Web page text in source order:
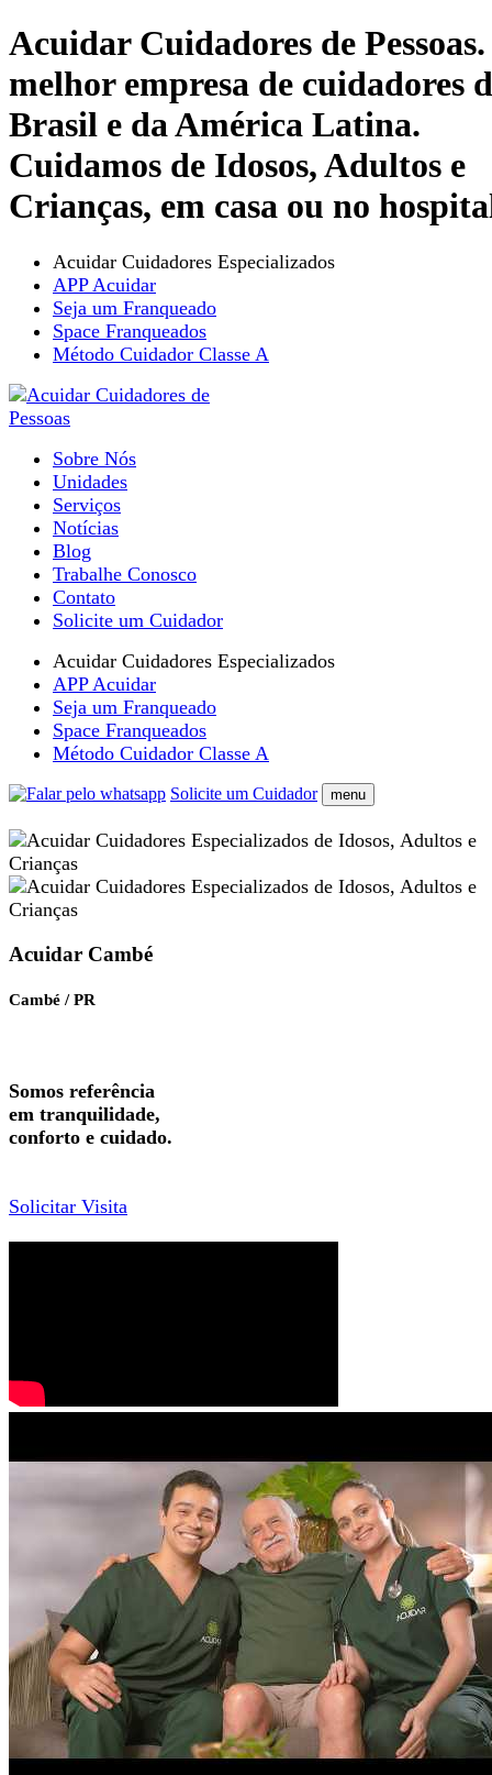
Acuidar Cuidadores de Pessoas.
melhor empresa de cuidadores
Brasil e da América Latina.
Cuidamos de Idosos, Adultos e
Crianças, em casa ou no
Acuidar Cuidadores Especializados
APP Acuidar
Seja um Franqueado
Space Franqueados
Método Cuidador Classe A
Sobre Nós
Unidades
Serviços
Notícias
Blog
Trabalhe Conosco
Contato
Solicite um Cuidador
Acuidar Cuidadores Especializados
APP Acuidar
Seja um Franqueado
Space Franqueados
Método Cuidador Classe A
Solicite um Cuidador menu
Acuidar Cambé
Cambé / PR
Somos referência
em tranquilidade,
conforto e cuidado.
Solicitar Visita